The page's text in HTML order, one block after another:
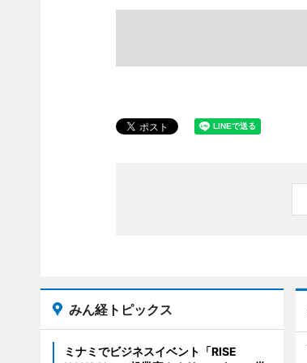
みん経トピックス
ミナミでビジネスイベント「RISE